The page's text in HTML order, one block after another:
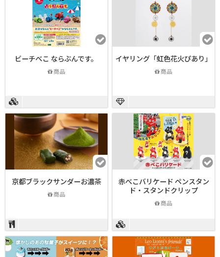
ビーチべこ ならぶんです。
商品
イヤリング「虹色花火ぴあり」
商品
京都ブラックサンダーお濃茶
商品
赤べこバリケード ペンスタン
ド・スタンドクリップ
商品